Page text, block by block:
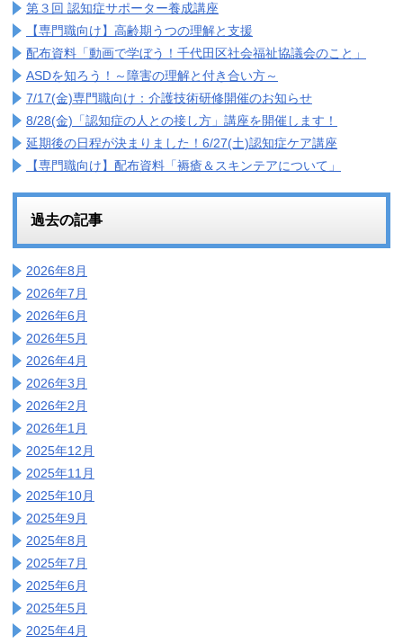
第３回 認知症サポーター養成講座
【専門職向け】高齢期うつの理解と支援
配布資料「動画で学ぼう！千代田区社会福祉協議会のこと」
ASDを知ろう！～障害の理解と付き合い方～
7/17(金)専門職向け：介護技術研修開催のお知らせ
8/28(金)「認知症の人との接し方」講座を開催します！
延期後の日程が決まりました！6/27(土)認知症ケア講座
【専門職向け】配布資料「褥瘡＆スキンテアについて」
過去の記事
2026年8月
2026年7月
2026年6月
2026年5月
2026年4月
2026年3月
2026年2月
2026年1月
2025年12月
2025年11月
2025年10月
2025年9月
2025年8月
2025年7月
2025年6月
2025年5月
2025年4月